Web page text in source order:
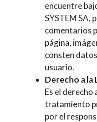
encuentre
SYSTEM SA,
comentarios
página,
consten
usuario.
Derecho a
Es el derecho
tratamiento
por el